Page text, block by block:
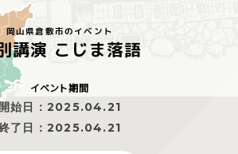
岡山県倉敷市のイベント
講演 こじま落語
イベント期間
開始日： 2025.04.21
了日： 2025.04.21